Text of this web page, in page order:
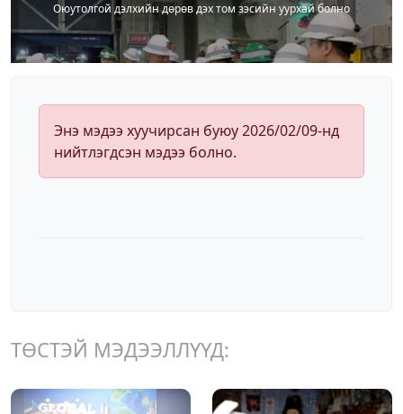
Оюутолгой дэлхийн дөрөв дэх том зэсийн уурхай болно
Энэ мэдээ хуучирсан буюу 2026/02/09-нд
нийтлэгдсэн мэдээ болно.
ТӨСТЭЙ МЭДЭЭЛЛҮҮД: